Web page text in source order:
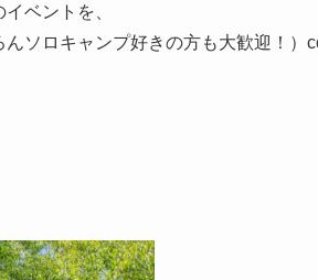
ベントを、
ソロキャンプ好きの方も大歓迎！）